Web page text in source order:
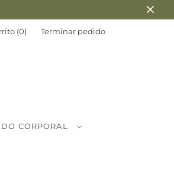
(0) Terminar pedido
CORPORAL